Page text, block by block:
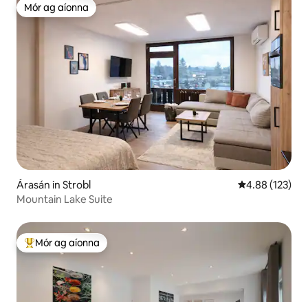
Mór ag aíonna
Mór ag aíonna
Árasán in Strobl Meánrátáil
4.88 (123)
Mountain Lake Suite
An-mhór ag aíonna
Mór ag aíonna